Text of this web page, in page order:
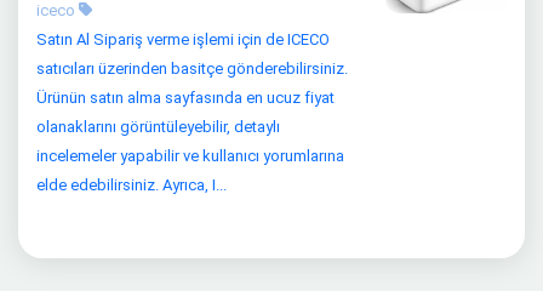
iceco
Satın Al Sipariş verme işlemi için de ICECO
satıcıları üzerinden basitçe gönderebilirsiniz.
Ürünün satın alma sayfasında en ucuz fiyat
olanaklarını görüntüleyebilir, detaylı
incelemeler yapabilir ve kullanıcı yorumlarına
elde edebilirsiniz. Ayrıca, I...